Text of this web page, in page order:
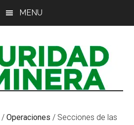
MENU
/ Operaciones / Secciones de las